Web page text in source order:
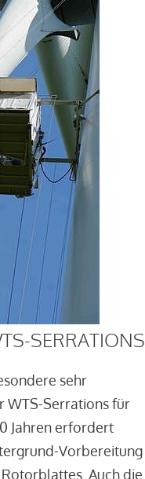
SERRATIONS
sehr
WTS-Serrations für
Jahren erfordert
Vorbereitung
Auch die